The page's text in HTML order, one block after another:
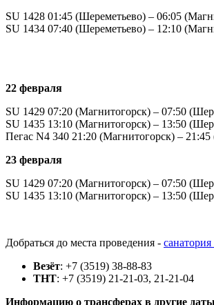
SU 1428 01:45 (Шереметьево) – 06:05
SU 1434 07:40 (Шереметьево) – 12:10
22 февраля
SU 1429 07:20 (Магнитогорск) – 07:50
SU 1435 13:10 (Магнитогорск) – 13:50
Пегас N4 340 21:20 (Магнитогорск) –
23 февраля
SU 1429 07:20 (Магнитогорск) – 07:50
SU 1435 13:10 (Магнитогорск) – 13:50
Добраться до места проведения -
Везёт: +7 (3519) 38-88-83
ТНТ: +7 (3519) 21-21-03, 21-21-04
Информацию о трансферах в другие